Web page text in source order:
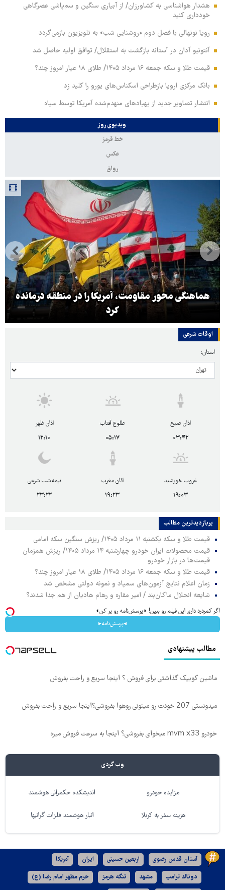
هشدار هواشناسی به کشاورزان/ از آبیاری سنگین و سم‌پاشی عصرگاهی
خودداری کنید
رویا نونهالی با فصل دوم «روشنایی شب» به تلویزیون بازمی‌گردد
آنتونیو آدان در آستانه بازگشت به استقلال/ توافق اولیه حاصل شد
قیمت طلا و سکه جمعه ۱۶ مرداد ۱۴۰۵/ طلای ۱۸ عیار امروز چند؟
بانک مرکزی اروپا بازطراحی اسکناس‌های یورو را کلید زد
انتشار تصاویر جدید از پهپادهای منهدم‌شده آمریکا توسط سپاه
ویدیوی روز
خط قرمز
عکس
رواق
هماهنگی محور مقاومت، آمریکا را در منطقه درمانده
کرد
اوقات شرعی
استان:
اذان صبح
۰۳:۴۲
طلوع آفتاب
۰۵:۱۷
اذان ظهر
۱۲:۱۰
غروب خورشید
۱۹:۰۳
اذان مغرب
۱۹:۲۳
نیمه‌شب شرعی
۲۳:۲۲
پربازدیدترین‌ مطالب
قیمت طلا و سکه یکشنبه ۱۱ مرداد ۱۴۰۵/ ریزش سنگین سکه امامی
قیمت محصولات ایران خودرو چهارشنبه ۱۴ مرداد ۱۴۰۵/ ریزش همزمان
قیمت‌ها در بازار خودرو
قیمت طلا و سکه جمعه ۱۶ مرداد ۱۴۰۵/ طلای ۱۸ عیار امروز چند؟
زمان اعلام نتایج آزمون‌های سمپاد و نمونه دولتی مشخص شد
شایعه انحلال ماکان‌بند / امیر مقاره و رهام هادیان از هم جدا شدند؟
اگر کمردرد داری این فیلم رو ببین! ◗پرسش‌نامه رو پر کن◖
◂پرسش‌نامه▸
مطالب پیشنهادی
ماشین کوییک گذاشتی برای فروش ؟ اینجا سریع و راحت بفروش
میدونستی 207 خودت رو میتونی روهوا بفروشی؟اینجا سریع و راحت بفروش
خودرو mvm x33 میخوای بفروشی؟ اینجا به سرعت فروش میره
وب گردی
مزایده خودرو اندیشکده حکمرانی هوشمند
هزینه سفر به کربلا انبار هوشمند فلزات گرانبها
آستان قدس رضوی اربعین حسینی ایران آمریکا
دونالد ترامپ مشهد تنگه هرمز حرم مطهر امام رضا (ع)